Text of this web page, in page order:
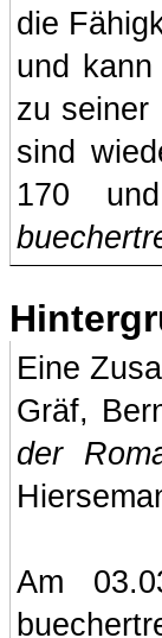
die
und
zu seiner
sind
170
Eine
Gräf,
der
Am